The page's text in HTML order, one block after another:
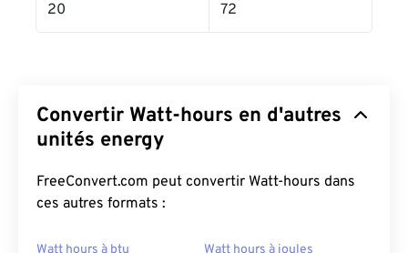
20 72
Convertir Watt-hours en d'autres
unités energy
FreeConvert.com peut convertir Watt-hours dans
ces autres formats :
Watt hours à btu Watt hours à joules